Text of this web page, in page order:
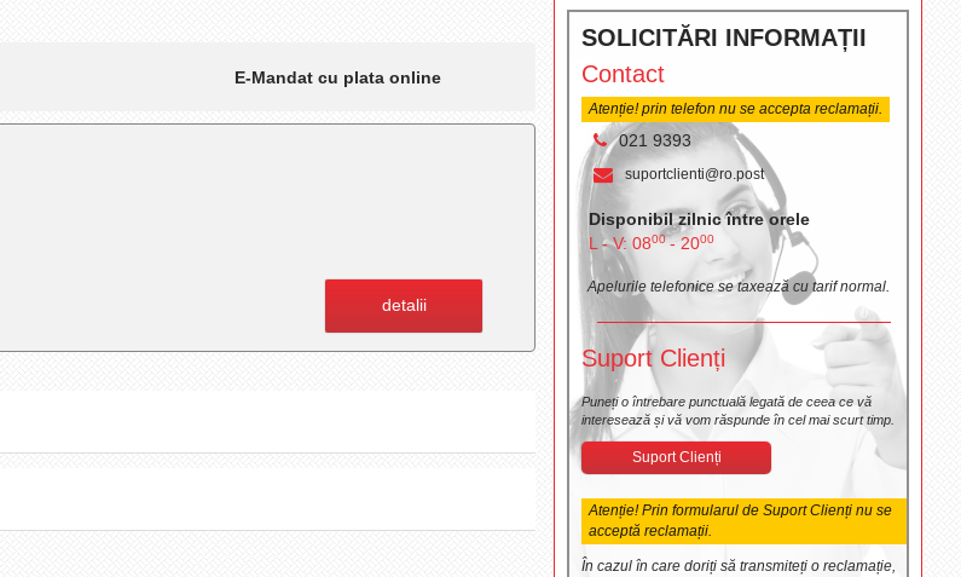
E-Mandat cu plata online
detalii
SOLICITĂRI INFORMAȚII
Contact
Atenție! prin telefon nu se accepta reclamații.
021 9393
suportclienti@ro.post
Disponibil zilnic între orele
L - V: 0800- 2000
Apelurile telefonice se taxează cu tarif normal.
Suport Clienți
Puneți o întrebare punctuală legată de ceea ce vă
interesează și vă vom răspunde în cel mai scurt timp.
Suport Clienți
Atenție! Prin formularul de Suport Clienți nu se
acceptă reclamații.
În cazul în care doriți să transmiteți o reclamație,